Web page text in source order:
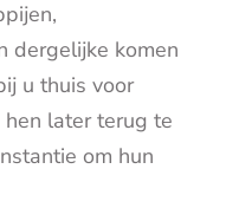
dergelijke komen
u thuis voor
hen later terug te
om hun